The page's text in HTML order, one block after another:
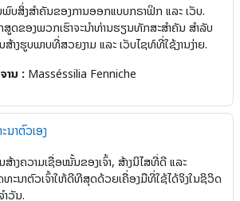
ບສິ່ງສຳຄັນຂອງການອອກແບບກຣາຟິກ ແລະ ເວັບ.
ດຂອງພວກເຮົາຈະນຳທ່ານຮຽນທັກສະສຳຄັນ ສຳລັບ
ສ້າງຮູບພາບທີ່ສວຍງາມ ແລະ ເວັບໄຊທ໌ທີ່ໃຊ້ງານງ່າຍ.
ານ : Masséssilia Fenniche
າຕົວເອງ
ສ້າງຄວາມເຊື່ອໝັ້ນຂອງເຈົ້າ, ສ້າງນິໄສທີ່ດີ ແລະ
ະນາຕົວເຈົ້າໃຫ້ດີທີສຸດດ້ວຍເຄື່ອງມືທີ່ໃຊ້ໄດ້ຈິງໃນຊິວິດ
ຳວັນ.